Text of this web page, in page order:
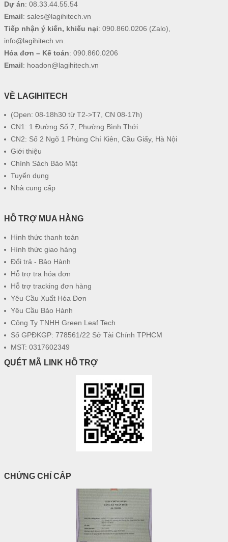
Dự án: 08.33.44.55.54
Email: sales@lagihitech.vn
Tiếp nhận ý kiến, khiếu nại: 090.860.0206 (Zalo),
info@lagihitech.vn
Hóa đơn – Kế toán: 090.860.0206
Email: hoadon@lagihitech.vn
VỀ LAGIHITECH
(Open: 08-18h30 từ T2->T7, CN 08-17h)
CN1: 1 Đường Số 7, Phường Bình Thới
CN2: Số 2 Ngõ 1 Phùng Chí Kiên, Cầu Giấy, Hà Nội
Giới thiệu
Chính Sách Bảo Mật
Tuyển dụng
Nhà cung cấp
HỖ TRỢ MUA HÀNG
Hình thức thanh toán
Hình thức giao hàng
Đổi trả - Bảo Hành
Hỗ trợ tra hóa đơn
Hỗ trợ tracking đơn hàng
Yêu Cầu Xuất Hóa Đơn
Yêu Cầu Bảo Hành
Công Ty TNHH Green Leaf Tech
Số GPĐKGP: 778561/22 Sở Tài Chính TPHCM
MST: 0317602349
QUÉT MÃ LINK HỖ TRỢ
CHỨNG CHỈ CẤP